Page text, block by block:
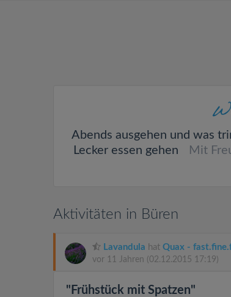
Abends ausgehen und was
Lecker essen gehen Mit
Aktivitäten in Büren
Lavandula hat Quax -
vor 11 Jahren (02.12.2015 17:19)
"Frühstück mit Spatzen"